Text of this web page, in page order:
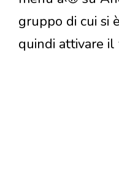
gruppo di cui si
quindi attivare il